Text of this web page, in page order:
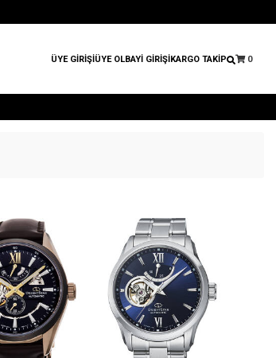
ÜYE GİRİŞİÜYE OLBAYİ GİRİŞİKARGO TAKİP 0